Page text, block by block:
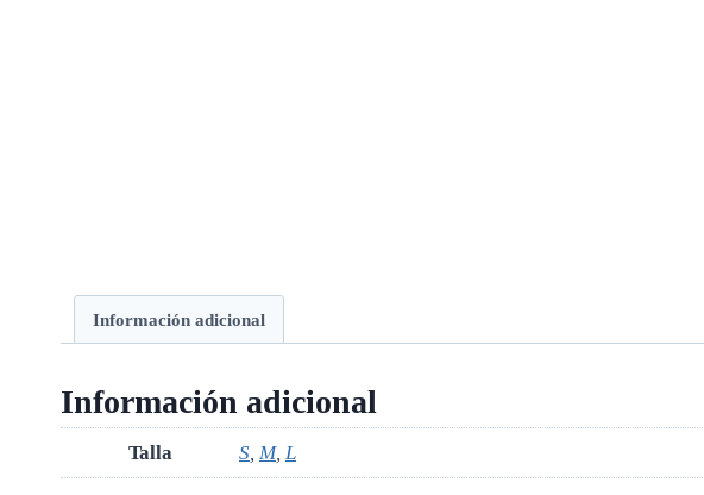
Información adicional
Información adicional
Talla S M, L